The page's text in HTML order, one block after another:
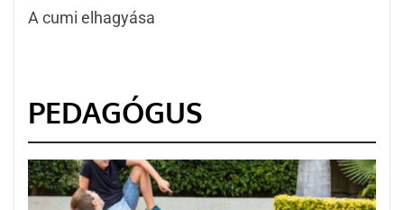
A cumi elhagyása
PEDAGÓGUS